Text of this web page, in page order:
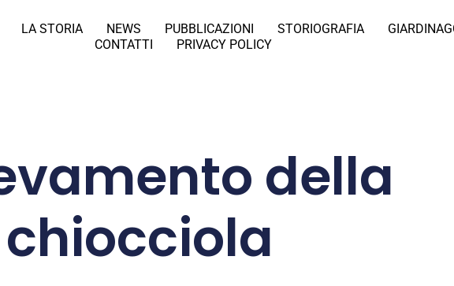
LA STORIA NEWS PUBBLICAZIONI STORIOGRAFIA
CONTATTI
PRIVACY POLICY
della
chiocciola